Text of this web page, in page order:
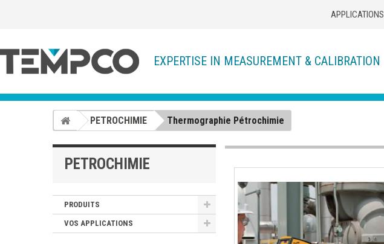
APPLICATIONS
EXPERTISE IN MEASUREMENT & CALIBRATION
PETROCHIMIE Thermographie Pétrochimie
PETROCHIMIE
PRODUITS
VOS APPLICATIONS